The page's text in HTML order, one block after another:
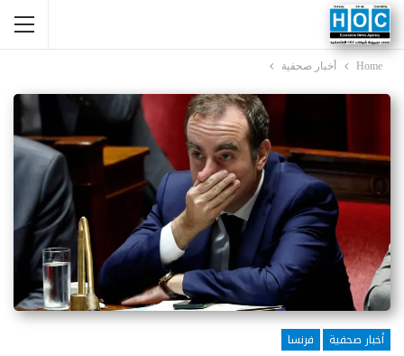
Home أخبار صحفية
أخبار صحفية
فرنسا